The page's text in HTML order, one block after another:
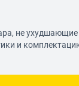
не ухудшающие
и